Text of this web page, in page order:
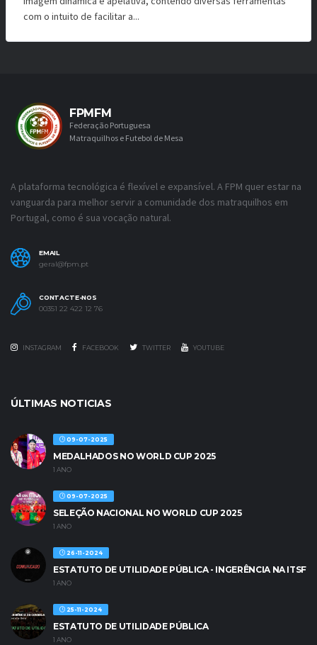
com o intuito de facilitar a...
FPMFM
Federação Portuguesa
Matraquilhos e Futebol de Mesa
A plataforma tecnológica é flexível e expansível. A FPM quer estar na
vanguarda para melhor servir a comunidade dos matraquilhos em
Portugal, como é sua vocação natural.
EMAIL
geral@fpm.pt
CONTACTE-NOS
00351 22 422 12 76
INSTAGRAM FACEBOOK TWITTER YOUTUBE
ÚLTIMAS NOTICIAS
09-07-2025
MEDALHADOS NO WORLD CUP 2025
1 ANO
09-07-2025
SELEÇÃO NACIONAL NO WORLD CUP 2025
1 ANO
26-11-2024
ESTATUTO DE UTILIDADE PÚBLICA - INGERÊNCIA NA ITSF
1 ANO
25-11-2024
ESTATUTO DE UTILIDADE PÚBLICA
1 ANO